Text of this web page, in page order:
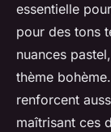
essentielle
pour des tons
nuances
thème
renforcent
maîtrisant ces